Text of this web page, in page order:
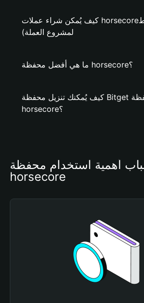
كيف يُمكن شراء عملات horsecore؟ (فقط
لمشروع العملة)
ما هي أفضل محفظة horsecore؟
كيف يُمكنك تنزيل محفظة Bitget وإنشاء محفظة
horsecore؟
أهمية استخدام محفظة
horsecore